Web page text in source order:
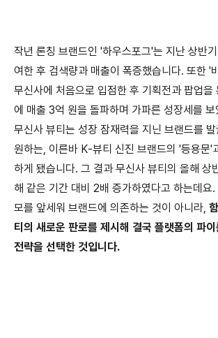
작년 론칭 브랜드인 '하우스포그'는 지난 상반
여한 후 검색량과 매출이 폭증했습니다. 또한 '
무신사에 처음으로 입점한 후 기획전과 팝업을
에 매출 3억 원을 돌파하며 가파른 성장세를 보
무신사 뷰티는 성장 잠재력을 지닌 브랜드를 발
원하는, 이른바 K-뷰티 신진 브랜드의 '등용문'
하게 됐습니다. 그 결과 무신사 뷰티의 올해 상
해 같은 기간 대비 2배 증가하였다고 하는데요
모를 앞세워 브랜드에 의존하는 것이 아니라,
티의 새로운 판로를 제시해 결국 플랫폼의 파
전략을 선택한 것입니다.